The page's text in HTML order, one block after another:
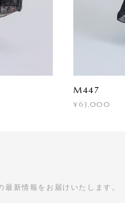
M447
¥63,000
新情報をお届けいたします。